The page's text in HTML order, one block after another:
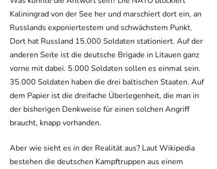
Kaliningrad von der See her und marschiert dort ein, an
Russlands exponiertestem und schwächstem Punkt.
Dort hat Russland 15.000 Soldaten stationiert. Auf der
anderen Seite ist die deutsche Brigade in Litauen ganz
vorne mit dabei. 5.000 Soldaten sollen es einmal sein.
35.000 Soldaten haben die drei baltischen Staaten. Auf
dem Papier ist die dreifache Überlegenheit, die man in
der bisherigen Denkweise für einen solchen Angriff
braucht, knapp vorhanden.
Aber wie sieht es in der Realität aus? Laut Wikipedia
bestehen die deutschen Kampftruppen aus einem